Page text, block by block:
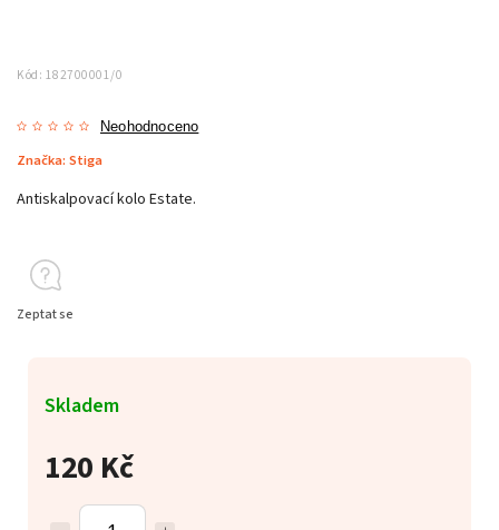
Kód: 182700001/0
Neohodnoceno
Značka: Stiga
120 Kč
Skladem
Antiskalpovací kolo Estate.
Zeptat se